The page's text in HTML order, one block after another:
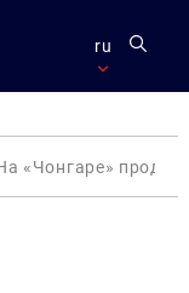
ru
«Чонгаре»